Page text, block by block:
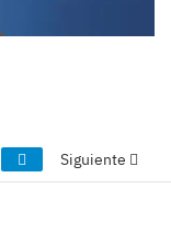
Siguiente